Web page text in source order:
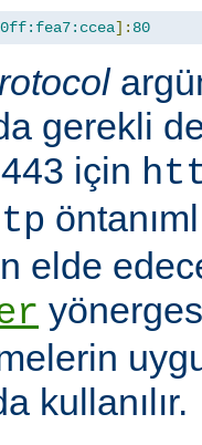
]: 80
gerekli
için
elde
kullanılır.